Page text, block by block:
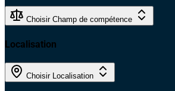
Choisir Champ de compétence
Localisation
Choisir Localisation